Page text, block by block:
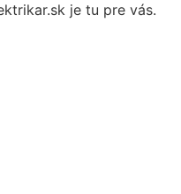
je tu pre vás.